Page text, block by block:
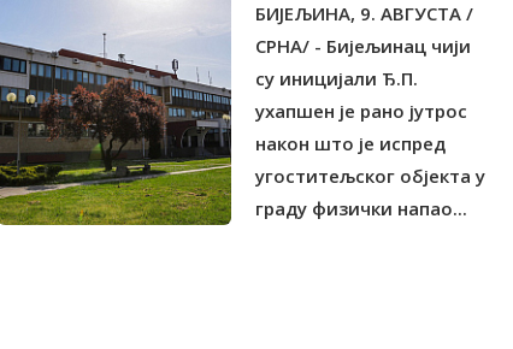
БИЈЕЉИНА, 9. АВГУСТА /
СРНА/ - Бијељинац чији
су иницијали Ђ.П.
ухапшен је рано јутрос
након што је испред
угоститељског објекта у
граду физички напао...